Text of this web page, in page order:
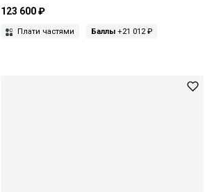
123 600 ₽
Плати частями Баллы+21 012 ₽